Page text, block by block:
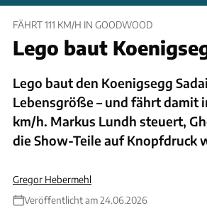
FÄHRT 111 KM/H IN GOODWOOD
Lego baut
Lego baut den Koenigsegg
Lebensgröße – und fährt damit
km/h. Markus Lundh steuert,
die Show-Teile auf Knopfdruck
Gregor Hebermehl
Veröffentlicht am 24.06.2026